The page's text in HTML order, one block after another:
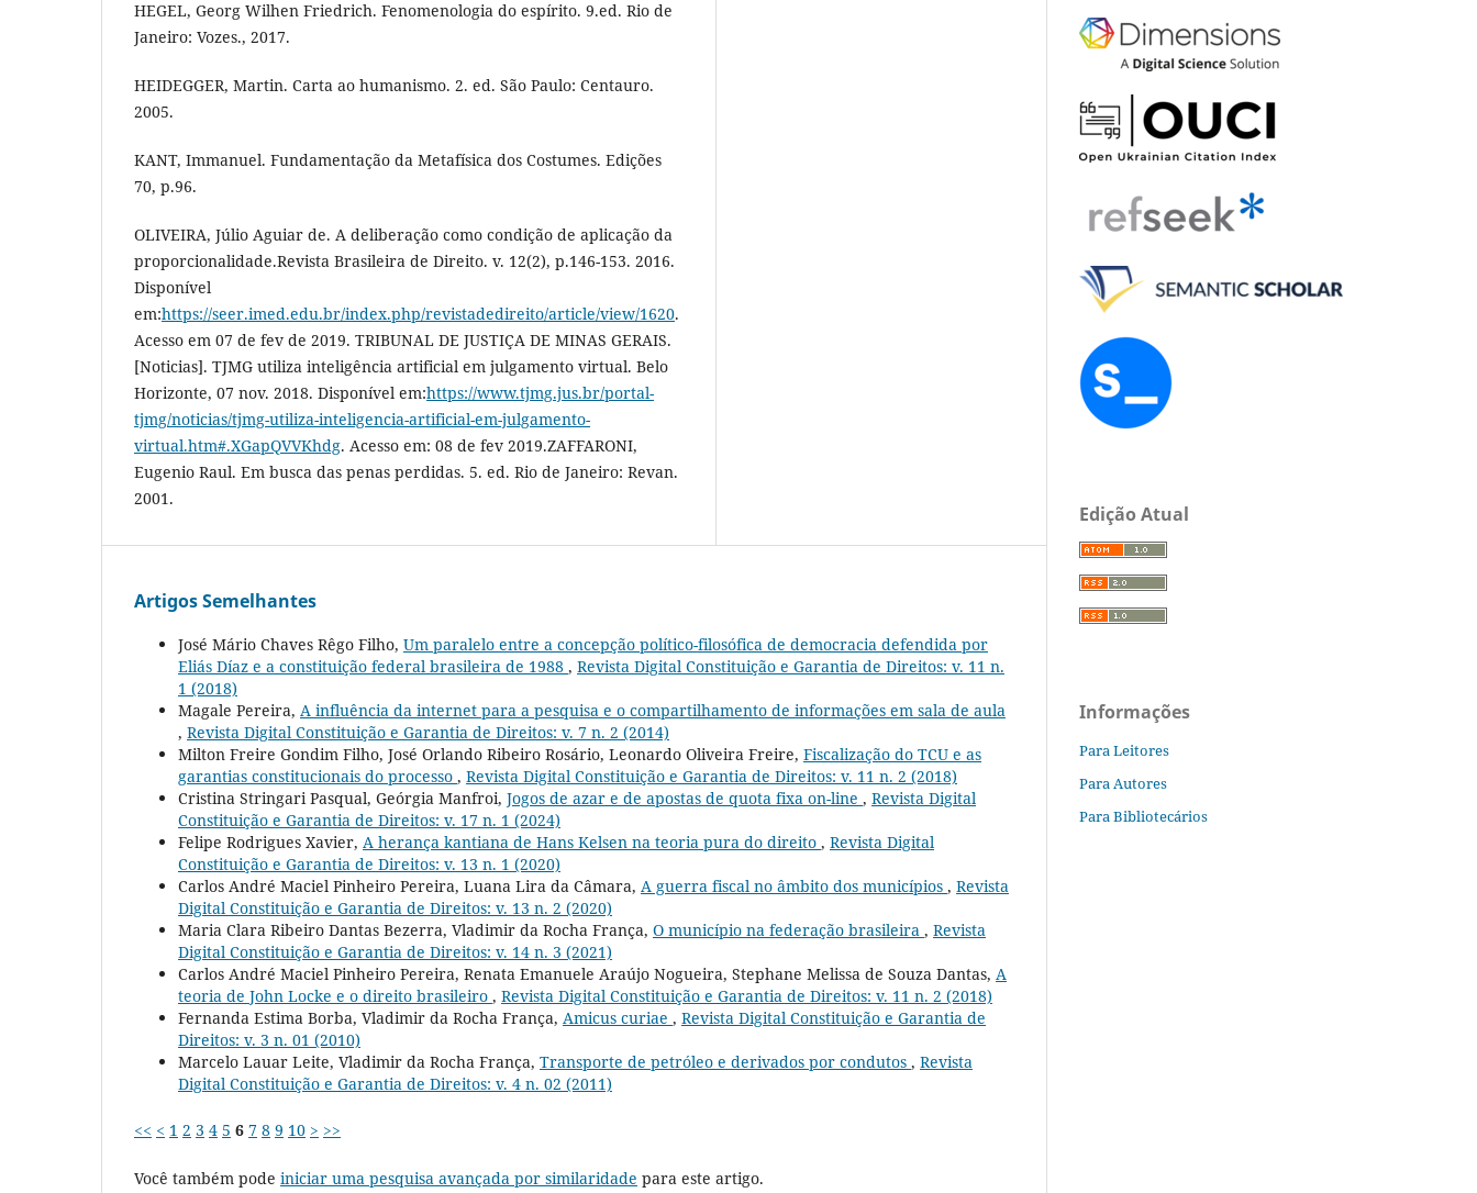
HEGEL, Georg Wilhen Friedrich. Fenomenologia do espírito. 9.ed. Rio de
Janeiro: Vozes., 2017.
HEIDEGGER, Martin. Carta ao humanismo. 2. ed. São Paulo: Centauro.
2005.
KANT, Immanuel. Fundamentação da Metafísica dos Costumes. Edições
70, p.96.
OLIVEIRA, Júlio Aguiar de. A deliberação como condição de aplicação da
proporcionalidade.Revista Brasileira de Direito. v. 12(2), p.146-153. 2016.
Disponível
em:https://seer.imed.edu.br/index.php/revistadedireito/article/view/1620.
Acesso em 07 de fev de 2019. TRIBUNAL DE JUSTIÇA DE MINAS GERAIS.
[Noticias]. TJMG utiliza inteligência artificial em julgamento virtual. Belo
Horizonte, 07 nov. 2018. Disponível em:https://www.tjmg.jus.br/portal-
tjmg/noticias/tjmg-utiliza-inteligencia-artificial-em-julgamento-
virtual.htm#.XGapQVVKhdg. Acesso em: 08 de fev 2019.ZAFFARONI,
Eugenio Raul. Em busca das penas perdidas. 5. ed. Rio de Janeiro: Revan.
2001.
Artigos Semelhantes
José Mário Chaves Rêgo Filho, Um paralelo entre a concepção político-filosófica de democracia defendida por
Eliás Díaz e a constituição federal brasileira de 1988 , Revista Digital Constituição e Garantia de Direitos: v. 11 n.
1 (2018)
Magale Pereira, A influência da internet para a pesquisa e o compartilhamento de informações em sala de aula
, Revista Digital Constituição e Garantia de Direitos: v. 7 n. 2 (2014)
Milton Freire Gondim Filho, José Orlando Ribeiro Rosário, Leonardo Oliveira Freire, Fiscalização do TCU e as
garantias constitucionais do processo , Revista Digital Constituição e Garantia de Direitos: v. 11 n. 2 (2018)
Cristina Stringari Pasqual, Geórgia Manfroi, Jogos de azar e de apostas de quota fixa on-line , Revista Digital
Constituição e Garantia de Direitos: v. 17 n. 1 (2024)
Felipe Rodrigues Xavier, A herança kantiana de Hans Kelsen na teoria pura do direito , Revista Digital
Constituição e Garantia de Direitos: v. 13 n. 1 (2020)
Carlos André Maciel Pinheiro Pereira, Luana Lira da Câmara, A guerra fiscal no âmbito dos municípios , Revista
Digital Constituição e Garantia de Direitos: v. 13 n. 2 (2020)
Maria Clara Ribeiro Dantas Bezerra, Vladimir da Rocha França, O município na federação brasileira , Revista
Digital Constituição e Garantia de Direitos: v. 14 n. 3 (2021)
Carlos André Maciel Pinheiro Pereira, Renata Emanuele Araújo Nogueira, Stephane Melissa de Souza Dantas, A
teoria de John Locke e o direito brasileiro , Revista Digital Constituição e Garantia de Direitos: v. 11 n. 2 (2018)
Fernanda Estima Borba, Vladimir da Rocha França, Amicus curiae , Revista Digital Constituição e Garantia de
Direitos: v. 3 n. 01 (2010)
Marcelo Lauar Leite, Vladimir da Rocha França, Transporte de petróleo e derivados por condutos , Revista
Digital Constituição e Garantia de Direitos: v. 4 n. 02 (2011)
<< < 1 2 3 4 5 6 7 8 9 10 > >>
Você também pode iniciar uma pesquisa avançada por similaridade para este artigo.
Edição Atual
Informações
Para Leitores
Para Autores
Para Bibliotecários